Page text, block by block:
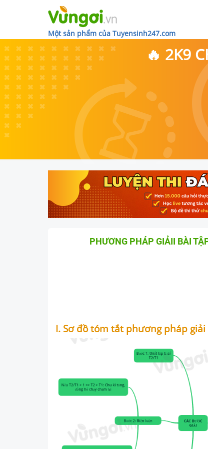
Một sản phẩm của Tuyensinh247.com
🔥 2K9
PHƯƠNG PHÁP GIẢII BÀI
I. Sơ đồ tóm tắt phương pháp